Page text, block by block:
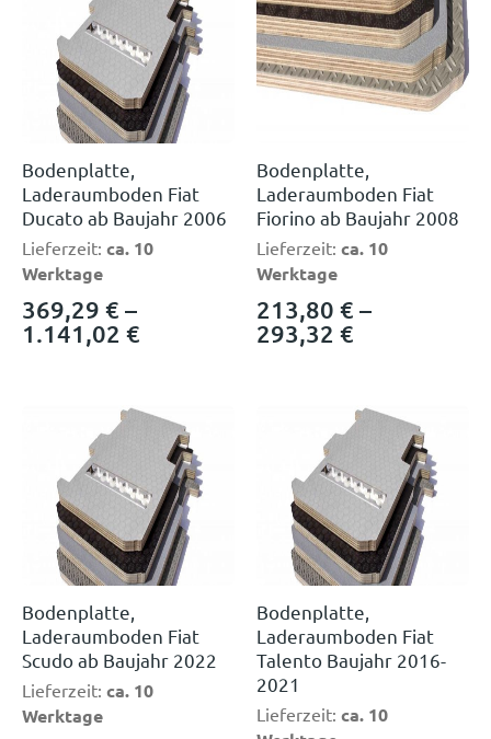
Bodenplatte,
Laderaumboden Fiat
Ducato ab Baujahr 2006
Lieferzeit: ca. 10
Werktage
369,29 € –
1.141,02 €
Bodenplatte,
Laderaumboden Fiat
Fiorino ab Baujahr 2008
Lieferzeit: ca. 10
Werktage
213,80 € –
293,32 €
Bodenplatte,
Laderaumboden Fiat
Scudo ab Baujahr 2022
Lieferzeit: ca. 10
Werktage
Bodenplatte,
Laderaumboden Fiat
Talento Baujahr 2016-
2021
Lieferzeit: ca. 10